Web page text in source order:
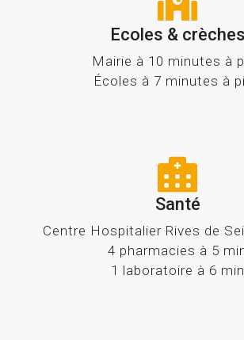
Ecoles & crèches
Mairie à 10 minutes à
Écoles à 7 minutes à
Santé
Centre Hospitalier Rives de
4 pharmacies à 5
1 laboratoire à 6 min